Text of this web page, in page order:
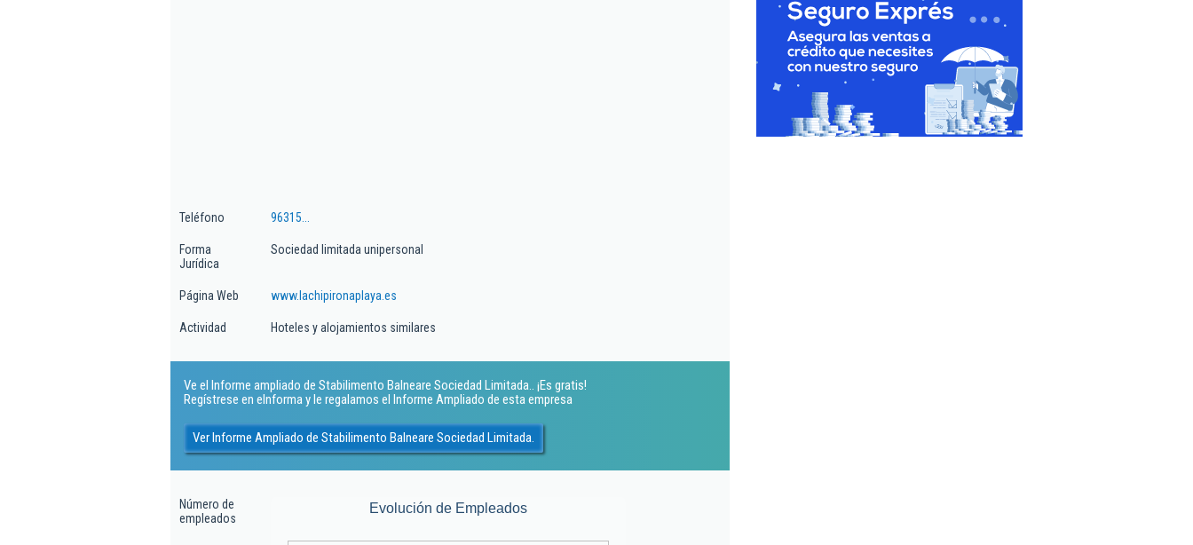
Teléfono 96315...
Forma
Jurídica
Sociedad limitada unipersonal
Página Web www.lachipironaplaya.es
Actividad Hoteles y alojamientos similares
Ve el Informe ampliado de Stabilimento Balneare Sociedad Limitada.. ¡Es gratis!
Regístrese en eInforma y le regalamos el Informe Ampliado de esta empresa
Ver Informe Ampliado de Stabilimento Balneare Sociedad Limitada.
Número de
empleados
Evolución de Empleados